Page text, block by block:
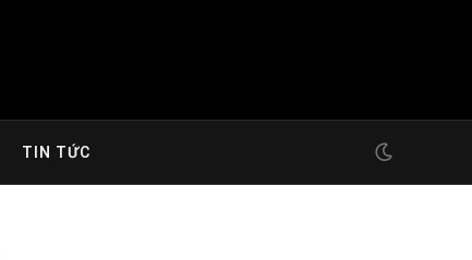
TIN TỨC